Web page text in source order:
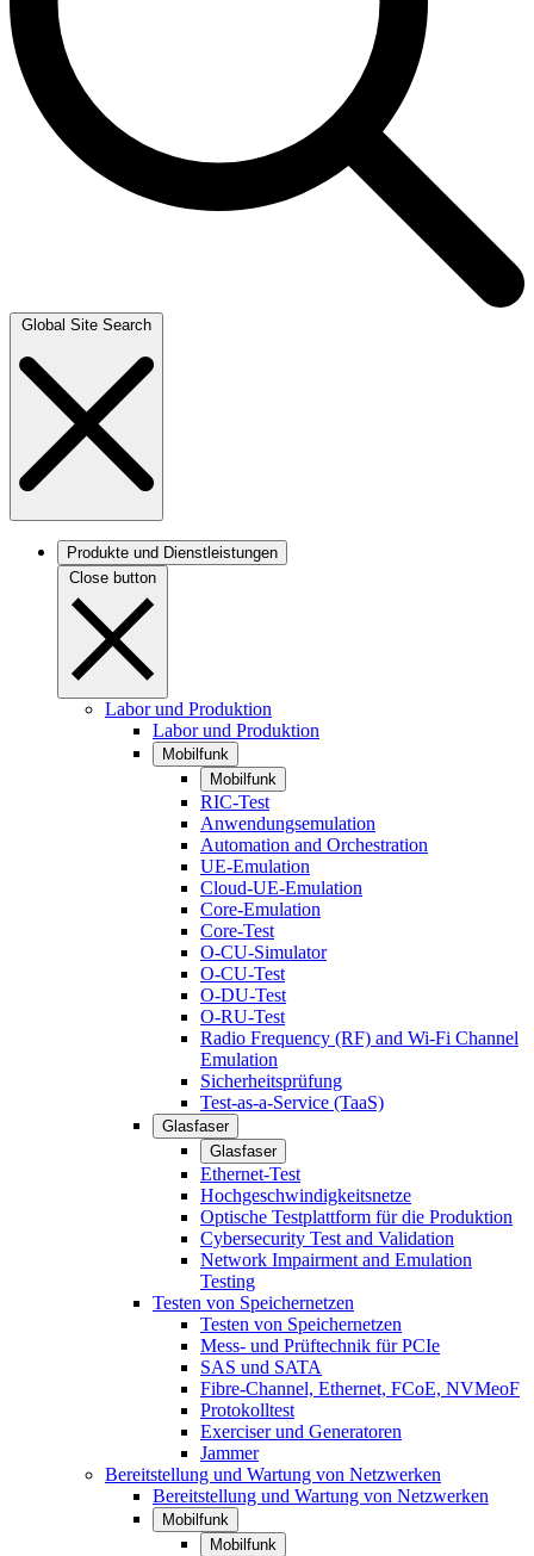
Global Site Search
Produkte und Dienstleistungen
Close button
Labor und Produktion
Labor und Produktion
Mobilfunk
Mobilfunk
RIC-Test
Anwendungsemulation
Automation and Orchestration
UE-Emulation
Cloud-UE-Emulation
Core-Emulation
Core-Test
O-CU-Simulator
O-CU-Test
O-DU-Test
O-RU-Test
Radio Frequency (RF) and Wi-Fi Channel
Emulation
Sicherheitsprüfung
Test-as-a-Service (TaaS)
Glasfaser
Glasfaser
Ethernet-Test
Hochgeschwindigkeitsnetze
Optische Testplattform für die Produktion
Cybersecurity Test and Validation
Network Impairment and Emulation
Testing
Testen von Speichernetzen
Testen von Speichernetzen
Mess- und Prüftechnik für PCIe
SAS und SATA
Fibre-Channel, Ethernet, FCoE, NVMeoF
Protokolltest
Exerciser und Generatoren
Jammer
Bereitstellung und Wartung von Netzwerken
Bereitstellung und Wartung von Netzwerken
Mobilfunk
Mobilfunk